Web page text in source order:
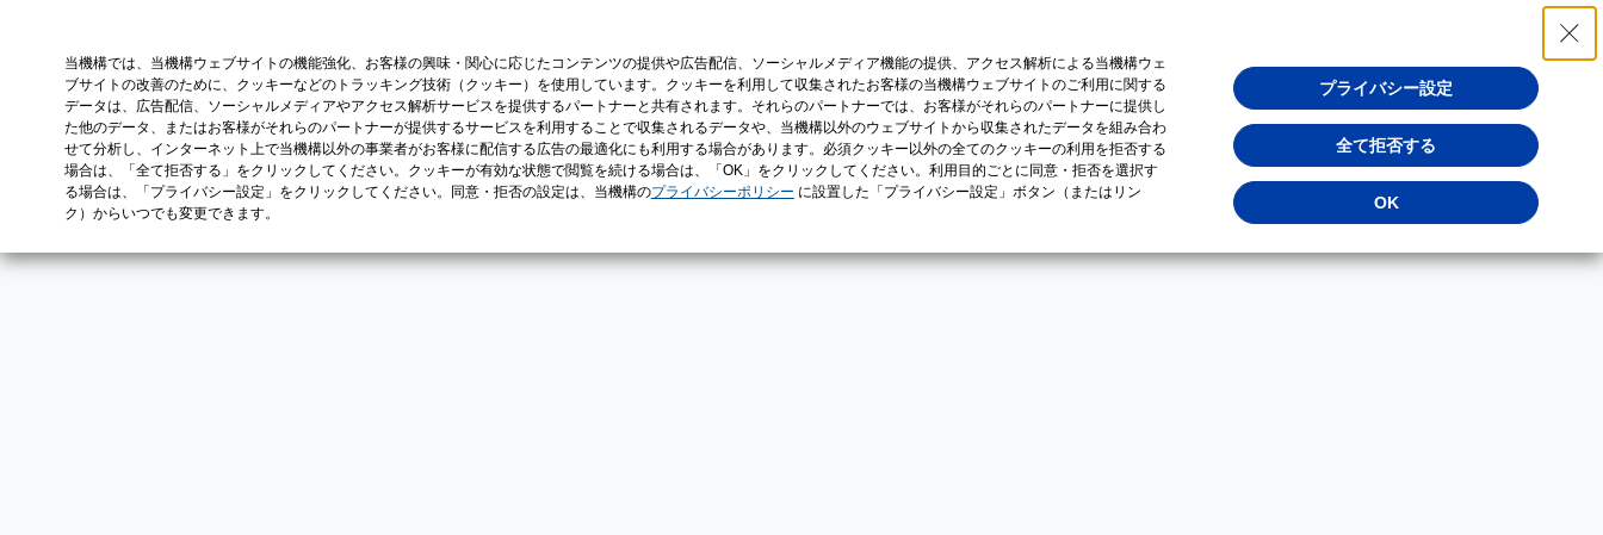
当機構では、当機構ウェブサイトの機能強化、お客様の興味・関心に応じたコンテンツの提供や広告配信、ソーシャルメディア機能の提供、アクセス解析による当機構ウェ
ブサイトの改善のために、クッキーなどのトラッキング技術（クッキー）を使用しています。クッキーを利用して収集されたお客様の当機構ウェブサイトのご利用に関する
データは、広告配信、ソーシャルメディアやアクセス解析サービスを提供するパートナーと共有されます。それらのパートナーでは、お客様がそれらのパートナーに提供し
た他のデータ、またはお客様がそれらのパートナーが提供するサービスを利用することで収集されるデータや、当機構以外のウェブサイトから収集されたデータを組み合わ
せて分析し、インターネット上で当機構以外の事業者がお客様に配信する広告の最適化にも利用する場合があります。必須クッキー以外の全てのクッキーの利用を拒否する
場合は、「全て拒否する」をクリックしてください。クッキーが有効な状態で閲覧を続ける場合は、「OK」をクリックしてください。利用目的ごとに同意・拒否を選択す
る場合は、「プライバシー設定」をクリックしてください。同意・拒否の設定は、当機構のプライバシーポリシー に設置した「プライバシー設定」ボタン（またはリン
ク）からいつでも変更できます。
プライバシー設定
全て拒否する
OK